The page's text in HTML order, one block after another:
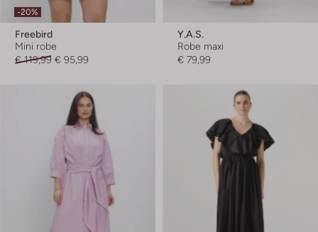
-20%
Freebird
Mini robe
€ 119,99 € 95,99
Y.a.s.
Robe maxi
€ 79,99